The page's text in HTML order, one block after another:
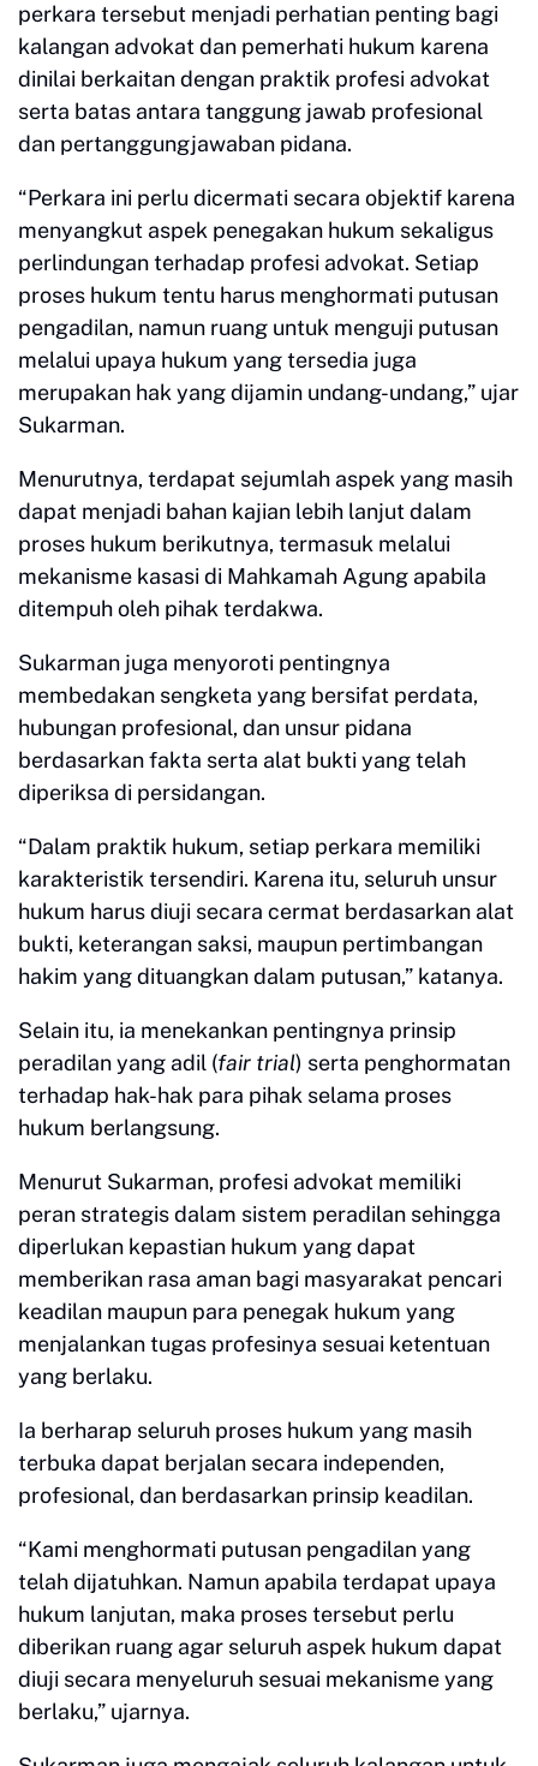
perkara tersebut menjadi perhatian penting bagi
kalangan advokat dan pemerhati hukum karena
dinilai berkaitan dengan praktik profesi advokat
serta batas antara tanggung jawab profesional
dan pertanggungjawaban pidana.
“Perkara ini perlu dicermati secara objektif karena
menyangkut aspek penegakan hukum sekaligus
perlindungan terhadap profesi advokat. Setiap
proses hukum tentu harus menghormati putusan
pengadilan, namun ruang untuk menguji putusan
melalui upaya hukum yang tersedia juga
merupakan hak yang dijamin undang-undang,” ujar
Sukarman.
Menurutnya, terdapat sejumlah aspek yang masih
dapat menjadi bahan kajian lebih lanjut dalam
proses hukum berikutnya, termasuk melalui
mekanisme kasasi di Mahkamah Agung apabila
ditempuh oleh pihak terdakwa.
Sukarman juga menyoroti pentingnya
membedakan sengketa yang bersifat perdata,
hubungan profesional, dan unsur pidana
berdasarkan fakta serta alat bukti yang telah
diperiksa di persidangan.
“Dalam praktik hukum, setiap perkara memiliki
karakteristik tersendiri. Karena itu, seluruh unsur
hukum harus diuji secara cermat berdasarkan alat
bukti, keterangan saksi, maupun pertimbangan
hakim yang dituangkan dalam putusan,” katanya.
Selain itu, ia menekankan pentingnya prinsip
peradilan yang adil (fair trial) serta penghormatan
terhadap hak-hak para pihak selama proses
hukum berlangsung.
Menurut Sukarman, profesi advokat memiliki
peran strategis dalam sistem peradilan sehingga
diperlukan kepastian hukum yang dapat
memberikan rasa aman bagi masyarakat pencari
keadilan maupun para penegak hukum yang
menjalankan tugas profesinya sesuai ketentuan
yang berlaku.
Ia berharap seluruh proses hukum yang masih
terbuka dapat berjalan secara independen,
profesional, dan berdasarkan prinsip keadilan.
“Kami menghormati putusan pengadilan yang
telah dijatuhkan. Namun apabila terdapat upaya
hukum lanjutan, maka proses tersebut perlu
diberikan ruang agar seluruh aspek hukum dapat
diuji secara menyeluruh sesuai mekanisme yang
berlaku,” ujarnya.